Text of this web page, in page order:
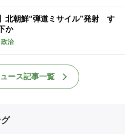
】北朝鮮“弾道ミサイル”発射 す
か
政治
ース記事一覧